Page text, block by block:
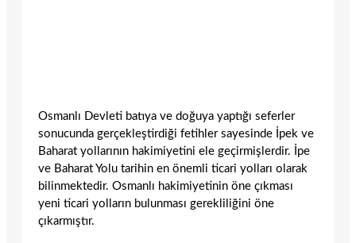
Osmanlı Devleti batıya ve doğuya yaptığı seferler
sonucunda gerçekleştirdiği fetihler sayesinde İpek ve
Baharat yollarının hakimiyetini ele geçirmişlerdir. İpe
ve Baharat Yolu tarihin en önemli ticari yolları olarak
bilinmektedir. Osmanlı hakimiyetinin öne çıkması
yeni ticari yolların bulunması gerekliliğini öne
çıkarmıştır.